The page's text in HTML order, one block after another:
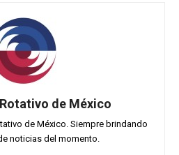
de México
de México. Siempre brindando
noticias del momento.